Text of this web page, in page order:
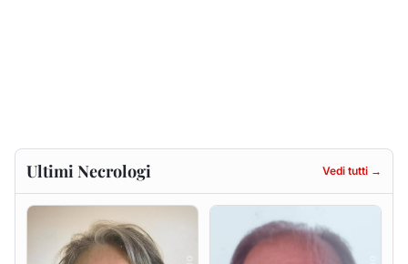
Maria Teresa Floris ved.
6 agosto 2026
Renzo Murrai
5 agosto 2026